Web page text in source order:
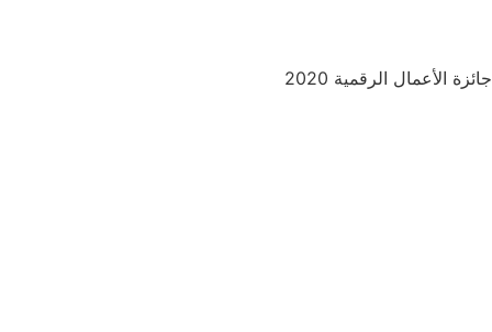
جائزة الأعمال الرقمية 2020